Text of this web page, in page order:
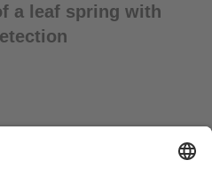
a leaf spring with